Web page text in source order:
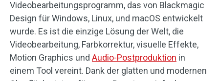
Videobearbeitungsprogramm, das von Blackmagic
Design für Windows, Linux, und macOS entwickelt
wurde. Es ist die einzige Lösung der Welt, die
Videobearbeitung, Farbkorrektur, visuelle Effekte,
Motion Graphics und Audio-Postproduktion in
einem Tool vereint. Dank der glatten und modernen